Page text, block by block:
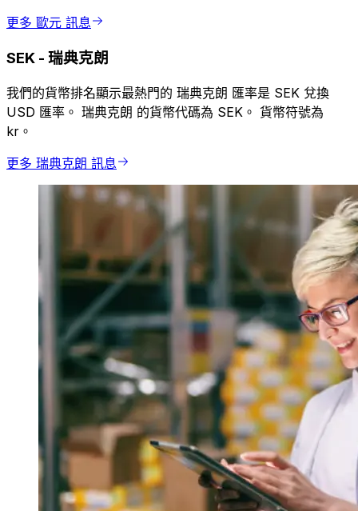
更多 歐元 訊息
SEK - 瑞典克朗
我們的貨幣排名顯示最熱門的 瑞典克朗 匯率是 SEK 兌換
USD 匯率。 瑞典克朗 的貨幣代碼為 SEK。 貨幣符號為
kr。
更多 瑞典克朗 訊息